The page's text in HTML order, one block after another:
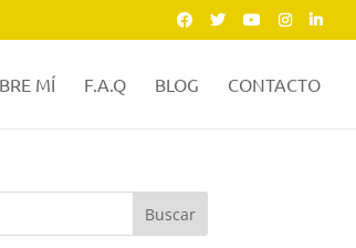
MÍ F.A.Q BLOG CONTACTO